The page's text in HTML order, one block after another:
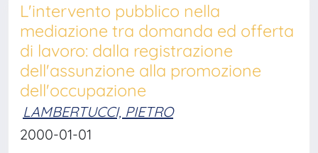
L'intervento pubblico nella
mediazione tra domanda ed offerta
di lavoro: dalla registrazione
dell'assunzione alla promozione
dell'occupazione
LAMBERTUCCI, PIETRO
2000-01-01